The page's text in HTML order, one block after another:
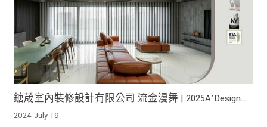
鎕荿室內裝修設計有限公司 流金漫舞 | 2025A'Design
Award 銀獎、2024紐約建築設計銀獎、2024IDA佳作 !
2024 July 19